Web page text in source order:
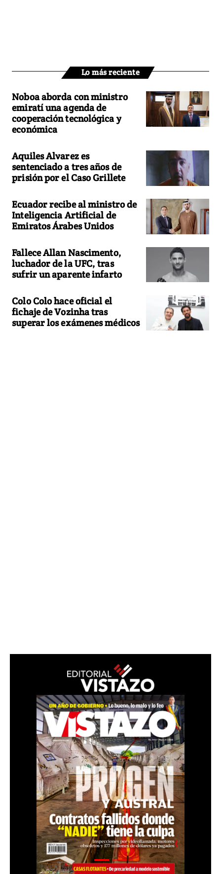
Lo más reciente
Noboa aborda con ministro
emiratí una agenda de
cooperación tecnológica y
económica
Aquiles Alvarez es
sentenciado a tres años de
prisión por el Caso Grillete
Ecuador recibe al ministro de
Inteligencia Artificial de
Emiratos Árabes Unidos
Fallece Allan Nascimento,
luchador de la UFC, tras
sufrir un aparente infarto
Colo Colo hace oficial el
fichaje de Vozinha tras
superar los exámenes médicos